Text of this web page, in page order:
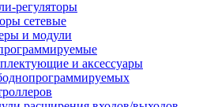
регуляторы
сетевые
и модули
и аксессуары